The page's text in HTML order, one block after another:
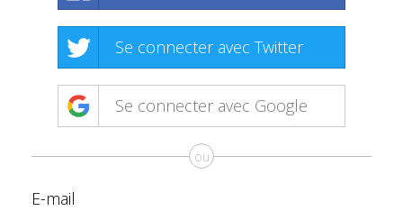
Se connecter avec Twitter
Se connecter avec Google
ou
E-mail